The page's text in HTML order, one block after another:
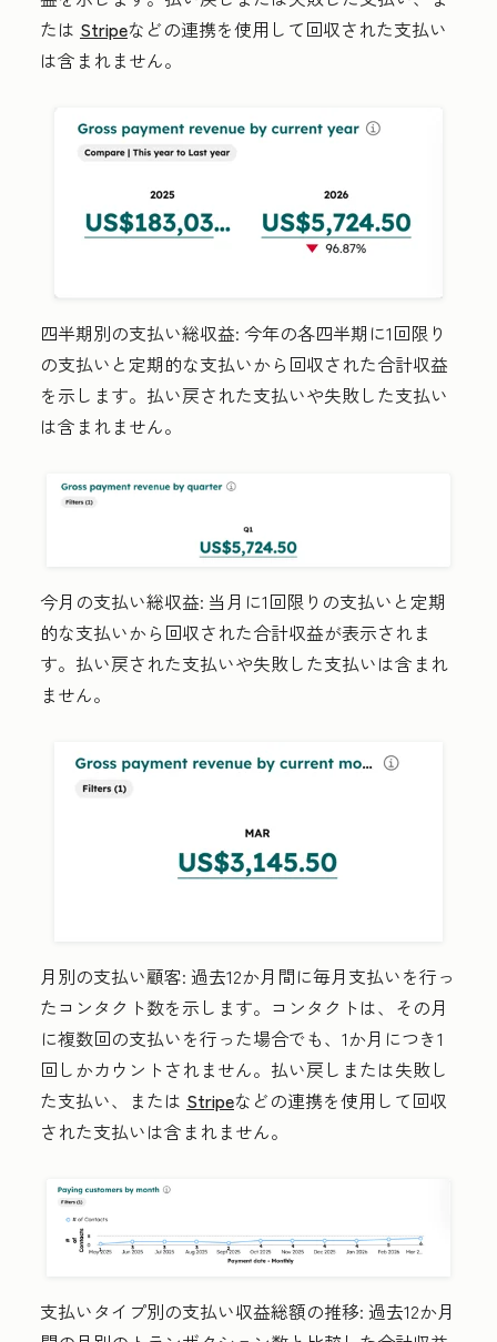
たは Stripeなどの連携を使用して回収された支払い
は含まれません。
四半期別の支払い総収益: 今年の各四半期に1回限り
の支払いと定期的な支払いから回収された合計収益
を示します。払い戻された支払いや失敗した支払い
は含まれません。
今月の支払い総収益: 当月に1回限りの支払いと定期
的な支払いから回収された合計収益が表示されま
す。払い戻された支払いや失敗した支払いは含まれ
ません。
月別の支払い顧客: 過去12か月間に毎月支払いを行っ
たコンタクト数を示します。コンタクトは、その月
に複数回の支払いを行った場合でも、1か月につき1
回しかカウントされません。払い戻しまたは失敗し
た支払い、または Stripeなどの連携を使用して回収
された支払いは含まれません。
支払いタイプ別の支払い収益総額の推移: 過去12か月